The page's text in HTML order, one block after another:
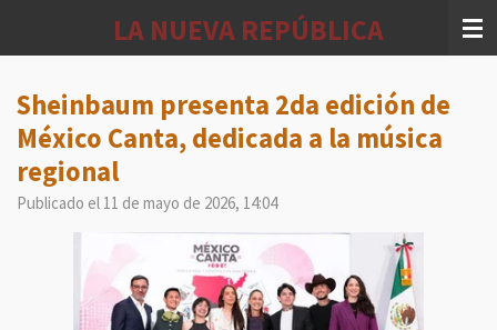
principal
LA NUEVA REPÚBLICA
Sheinbaum presenta 2da edición de
México Canta, dedicada a la música
regional
Publicado el 11 de mayo de 2026, 14:04